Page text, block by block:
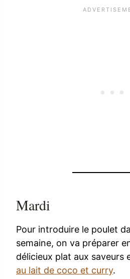
Mardi
Pour introduire le poulet
semaine, on va préparer
délicieux plat aux saveurs
au lait de coco et curry.